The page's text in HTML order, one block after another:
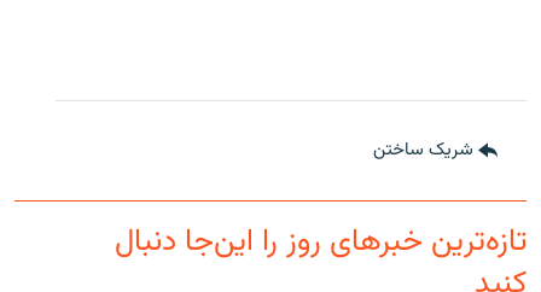
شریک ساختن
تازه‌ترین خبرهای روز را این‌جا دنبال